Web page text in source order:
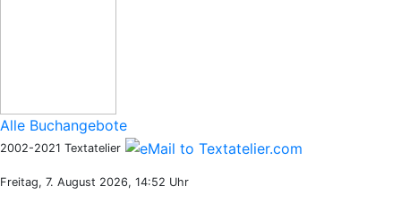
Alle Buchangebote
2002-2021 Textatelier
Freitag, 7. August 2026, 14:52 Uhr